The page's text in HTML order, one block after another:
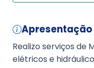
Apresentação
Realizo serviços
elétricos e